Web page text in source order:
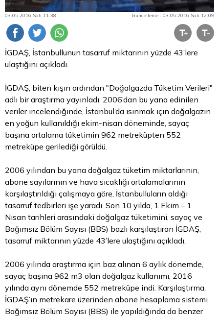
03.05.2016 Salı 11:38 Güncelleme : 03.05.2016 Salı 12:09
İGDAŞ, İstanbullunun tasarruf miktarının yüzde 43’lere
ulaştığını açıkladı.
İGDAŞ, biten kışın ardından "Doğalgazda Tüketim Verileri"
adlı bir araştırma yayınladı. 2006’dan bu yana edinilen
veriler incelendiğinde, İstanbul’da ısınmak için doğalgazın
en yoğun kullanıldığı ekim-nisan döneminde, sayaç
başına ortalama tüketimin 962 metreküpten 552
metreküpe gerilediği görüldü.
2006 yılından bu yana doğalgaz tüketim miktarlarının,
abone sayılarının ve hava sıcaklığı ortalamalarının
karşılaştırıldığı çalışmaya göre, İstanbulluların aldığı
tasarruf tedbirleri işe yaradı. Son 10 yılda, 1 Ekim – 1
Nisan tarihleri arasındaki doğalgaz tüketimini, sayaç ve
Bağımsız Bölüm Sayısı (BBS) bazlı karşılaştıran İGDAŞ,
tasarruf miktarının yüzde 43’lere ulaştığını açıkladı.
2006 yılında araştırma için baz alınan 6 aylık dönemde,
sayaç başına 962 m3 olan doğalgaz kullanımı, 2016
yılında aynı dönemde 552 metreküpe indi. Karşılaştırma,
İGDAŞ’ın metrekare üzerinden abone hesaplama sistemi
Bağımsız Bölüm Sayısı (BBS) ile yapıldığında da benzer